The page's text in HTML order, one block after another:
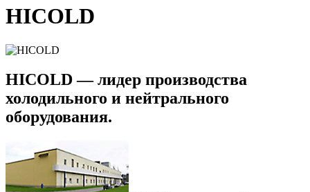
HICOLD
HICOLD — лидер производства
холодильного и нейтрального
оборудования.